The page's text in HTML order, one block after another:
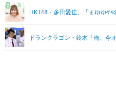
プッシュ通知の停止方法
HKT48・多田愛佳、「まゆゆや
ドランクラゴン・鈴木「俺、今